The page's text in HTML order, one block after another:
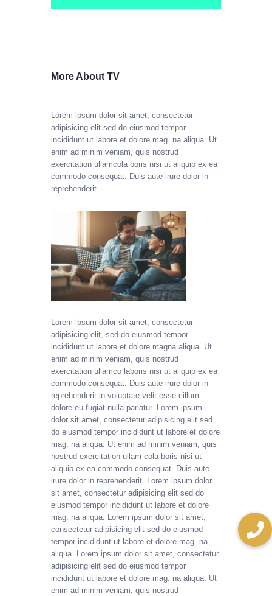
More About TV
Lorem ipsum dolor sit amet, consectetur
adipisicing elit sed do eiusmod tempor
incididunt ut labore et dolore mag. na aliqua. Ut
enim ad minim veniam, quis nostrud
exercitation ullamcola boris nisi ut aliquip ex ea
commodo consequat. Duis aute irure dolor in
reprehenderit.
Lorem ipsum dolor sit amet, consectetur
adipisicing elit, sed do eiusmod tempor
incididunt ut labore et dolore magna aliqua. Ut
enim ad minim veniam, quis nostrud
exercitation ullamco laboris nisi ut aliquip ex ea
commodo consequat. Duis aute irure dolor in
reprehenderit in voluptate velit esse cillum
dolore eu fugiat nulla pariatur. Lorem ipsum
dolor sit amet, consectetur adipisicing elit sed
do eiusmod tempor incididunt ut labore et dolore
mag. na aliqua. Ut enim ad minim veniam, quis
nostrud exercitation ullam cola boris nisi ut
aliquip ex ea commodo consequat. Duis aute
irure dolor in reprehenderit. Lorem ipsum dolor
sit amet, consectetur adipisicing elit sed do
eiusmod tempor incididunt ut labore et dolore
mag. na aliqua. Lorem ipsum dolor sit amet,
consectetur adipisicing elit sed do eiusmod
tempor incididunt ut labore et dolore mag. na
aliqua. Lorem ipsum dolor sit amet, consectetur
adipisicing elit sed do eiusmod tempor
incididunt ut labore et dolore mag. na aliqua. Ut
enim ad minim veniam, quis nostrud